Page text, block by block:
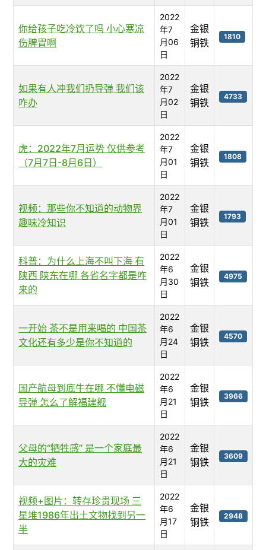
你给孩子吃冷饮了吗 小心寒凉
伤脾胃啊
2022
年7
月06
日
金银
铜铁
1810
如果有人冲我们扔导弹 我们该
咋办
2022
年7
月02
日
金银
铜铁
4733
虎：2022年7月运势 仅供参考
（7月7日-8月6日）
2022
年7
月01
日
金银
铜铁
1808
视频：那些你不知道的动物界
趣味冷知识
2022
年7
月01
日
金银
铜铁
1793
科普：为什么上海不叫下海 有
陕西 陕东在哪 各省名字都是咋
来的
2022
年6
月30
日
金银
铜铁
4975
一开始 茶不是用来喝的 中国茶
文化还有多少是你不知道的
2022
年6
月24
日
金银
铜铁
4570
国产航母到底牛在哪 不懂电磁
导弹 怎么了解福建舰
2022
年6
月21
日
金银
铜铁
3966
父母的“牺牲感” 是一个家庭最
大的灾难
2022
年6
月21
日
金银
铜铁
3609
视频+图片：转存珍贵现场 三
星堆1986年出土文物找到另一
半
2022
年6
月17
日
金银
铜铁
2948